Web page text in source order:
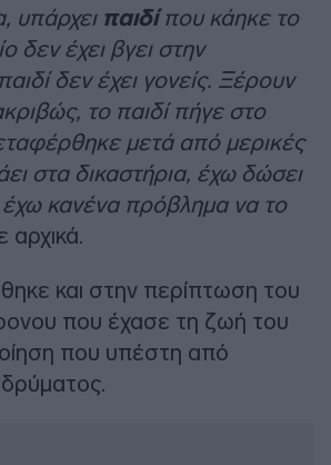
υπάρχει παιδίπου κάηκε το
δεν έχει βγει στην
δεν έχει γονείς. Ξέρουν
το παιδί πήγε στο
μετά από μερικές
στα δικαστήρια, έχω δώσει
κανένα πρόβλημα να το
αρχικά.
και στην περίπτωση του
που έχασε τη ζωή του
που υπέστη από